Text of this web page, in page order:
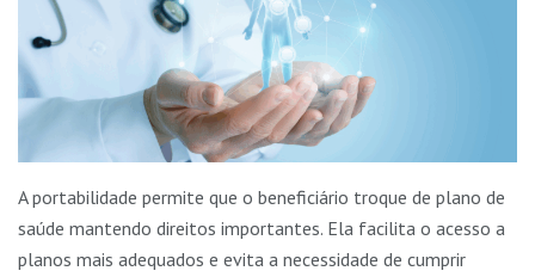
A portabilidade permite que o beneficiário troque de plano de
saúde mantendo direitos importantes. Ela facilita o acesso a
planos mais adequados e evita a necessidade de cumprir